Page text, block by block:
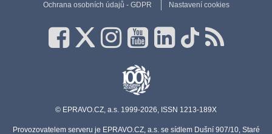
Ochrana osobních údajů - GDPR Nastavení cookies
© EPRAVO.CZ, a.s. 1999-2026, ISSN 1213-189X
Provozovatelem serveru je EPRAVO.CZ, a.s. se sídlem Dušní 907/10, Staré